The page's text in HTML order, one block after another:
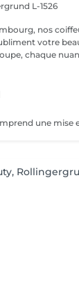
L-1526
nos
votre
chaque